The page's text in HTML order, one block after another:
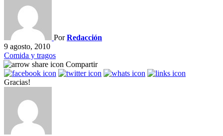
PorRedacción
9 agosto, 2010
Comida y tragos
Compartir
Gracias!